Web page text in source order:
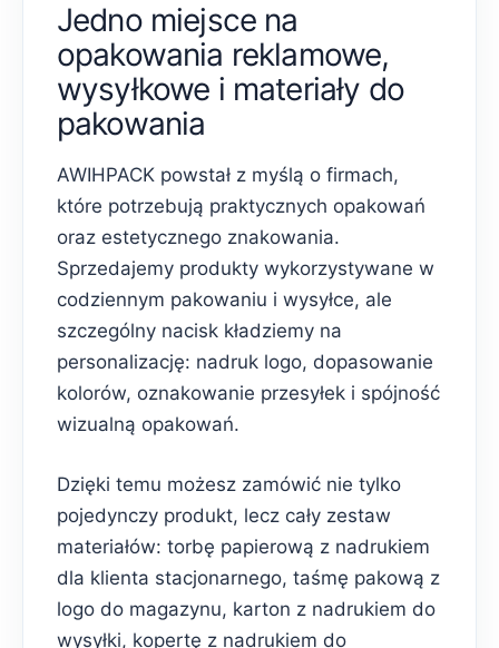
Jedno miejsce na
opakowania reklamowe,
wysyłkowe i materiały do
pakowania
AWIHPACK powstał z myślą o firmach,
które potrzebują praktycznych opakowań
oraz estetycznego znakowania.
Sprzedajemy produkty wykorzystywane w
codziennym pakowaniu i wysyłce, ale
szczególny nacisk kładziemy na
personalizację: nadruk logo, dopasowanie
kolorów, oznakowanie przesyłek i spójność
wizualną opakowań.
Dzięki temu możesz zamówić nie tylko
pojedynczy produkt, lecz cały zestaw
materiałów: torbę papierową z nadrukiem
dla klienta stacjonarnego, taśmę pakową z
logo do magazynu, karton z nadrukiem do
wysyłki, kopertę z nadrukiem do